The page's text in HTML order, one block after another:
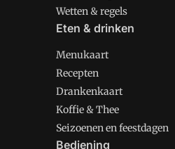
Wetten & regels
Eten & drinken
Menukaart
Recepten
Drankenkaart
Koffie & Thee
Seizoenen en feestdagen
Bediening